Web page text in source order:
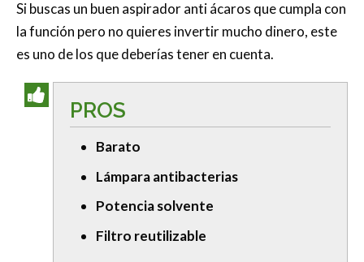
Si buscas un buen aspirador anti ácaros que cumpla con
la función pero no quieres invertir mucho dinero, este
es uno de los que deberías tener en cuenta.
PROS
Barato
Lámpara antibacterias
Potencia solvente
Filtro reutilizable